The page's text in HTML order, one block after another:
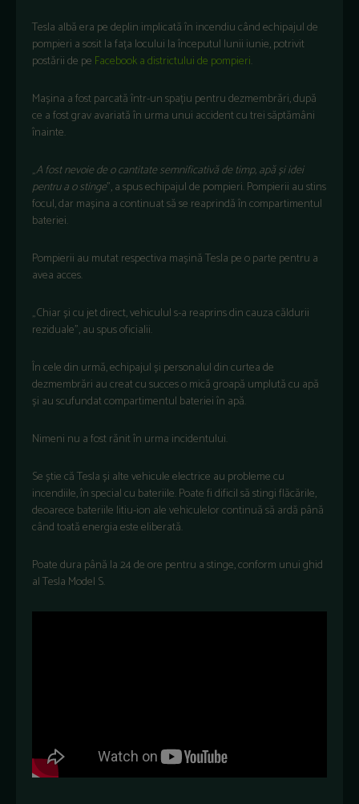
Tesla albă era pe deplin implicată în incendiu când echipajul de
pompieri a sosit la fața locului la începutul lunii iunie, potrivit
postării de pe Facebook a districtului de pompieri.
Mașina a fost parcată într-un spațiu pentru dezmembrări, după
ce a fost grav avariată în urma unui accident cu trei săptămâni
înainte.
„A fost nevoie de o cantitate semnificativă de timp, apă și idei
pentru a o stinge”, a spus echipajul de pompieri. Pompierii au stins
focul, dar mașina a continuat să se reaprindă în compartimentul
bateriei.
Pompierii au mutat respectiva mașină Tesla pe o parte pentru a
avea acces.
„Chiar și cu jet direct, vehiculul s-a reaprins din cauza căldurii
reziduale”, au spus oficialii.
În cele din urmă, echipajul și personalul din curtea de
dezmembrări au creat cu succes o mică groapă umplută cu apă
și au scufundat compartimentul bateriei în apă.
Nimeni nu a fost rănit în urma incidentului.
Se știe că Tesla și alte vehicule electrice au probleme cu
incendiile, în special cu bateriile. Poate fi dificil să stingi flăcările,
deoarece bateriile litiu-ion ale vehiculelor continuă să ardă până
când toată energia este eliberată.
Poate dura până la 24 de ore pentru a stinge, conform unui ghid
al Tesla Model S.